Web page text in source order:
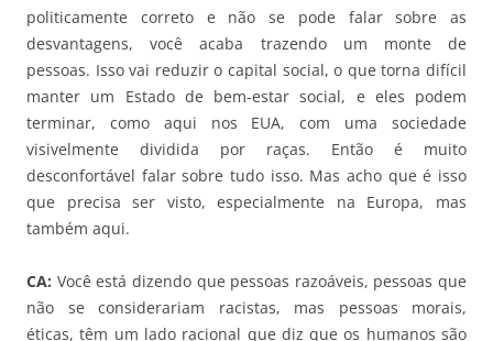
politicamente correto e não se pode falar sobre as
desvantagens, você acaba trazendo um monte de
pessoas. Isso vai reduzir o capital social, o que torna difícil
manter um Estado de bem-estar social, e eles podem
terminar, como aqui nos EUA, com uma sociedade
visivelmente dividida por raças. Então é muito
desconfortável falar sobre tudo isso. Mas acho que é isso
que precisa ser visto, especialmente na Europa, mas
também aqui.
CA: Você está dizendo que pessoas razoáveis, pessoas que
não se considerariam racistas, mas pessoas morais,
éticas, têm um lado racional que diz que os humanos são